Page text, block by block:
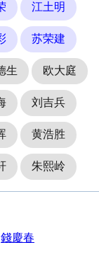
江土明
苏荣建
生 欧大庭
刘吉兵
黄浩胜
朱熙岭
錢慶春